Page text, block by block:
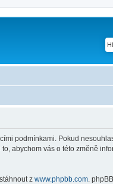
podmínkami. Pokud
abychom vás o této změně
z www.phpbb.com .